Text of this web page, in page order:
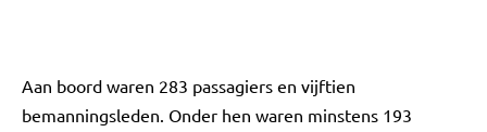
Aan boord waren 283 passagiers en vijftien
bemanningsleden. Onder hen waren minstens 193